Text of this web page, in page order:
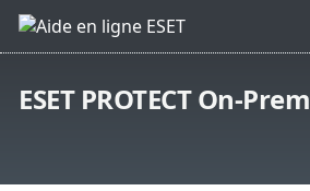
ESET PROTECT On-Prem